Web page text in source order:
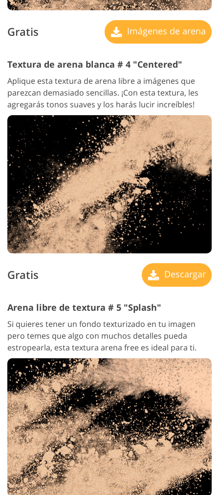
Gratis Imágenes de arena
Textura de arena blanca # 4 "Centered"
Aplique esta textura de arena libre a imágenes que
parezcan demasiado sencillas. ¡Con esta textura, les
agregarás tonos suaves y los harás lucir increíbles!
Gratis Descargar
Arena libre de textura # 5 "Splash"
Si quieres tener un fondo texturizado en tu imagen
pero temes que algo con muchos detalles pueda
estropearla, esta textura arena free es ideal para ti.